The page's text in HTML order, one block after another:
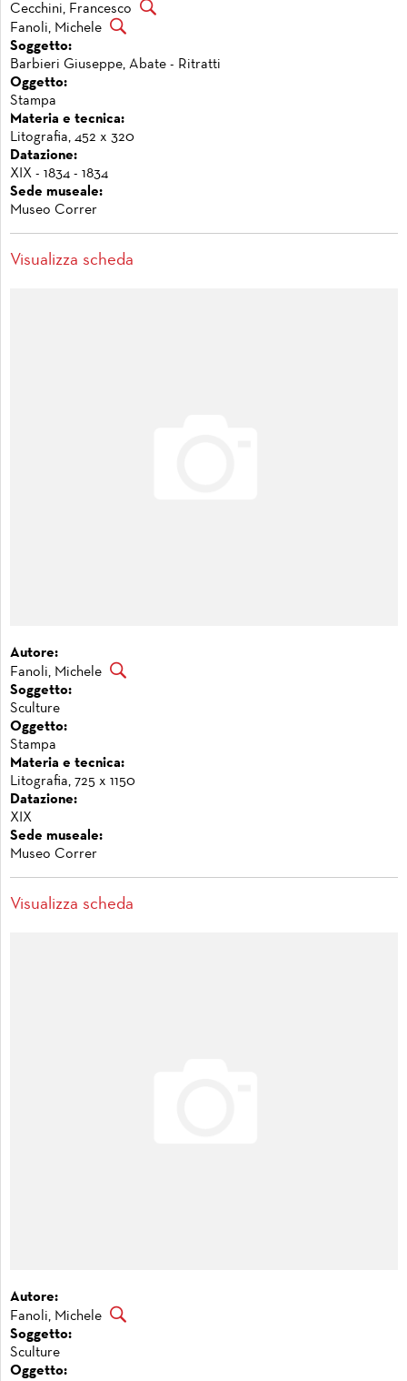
Cecchini, Francesco
Fanoli, Michele
Soggetto:
Barbieri Giuseppe, Abate - Ritratti
Oggetto:
Stampa
Materia e tecnica:
Litografia, 452 x 320
Datazione:
XIX - 1834 - 1834
Sede museale:
Museo Correr
Visualizza scheda
Autore:
Fanoli, Michele
Soggetto:
Sculture
Oggetto:
Stampa
Materia e tecnica:
Litografia, 725 x 1150
Datazione:
XIX
Sede museale:
Museo Correr
Visualizza scheda
Autore:
Fanoli, Michele
Soggetto:
Sculture
Oggetto: